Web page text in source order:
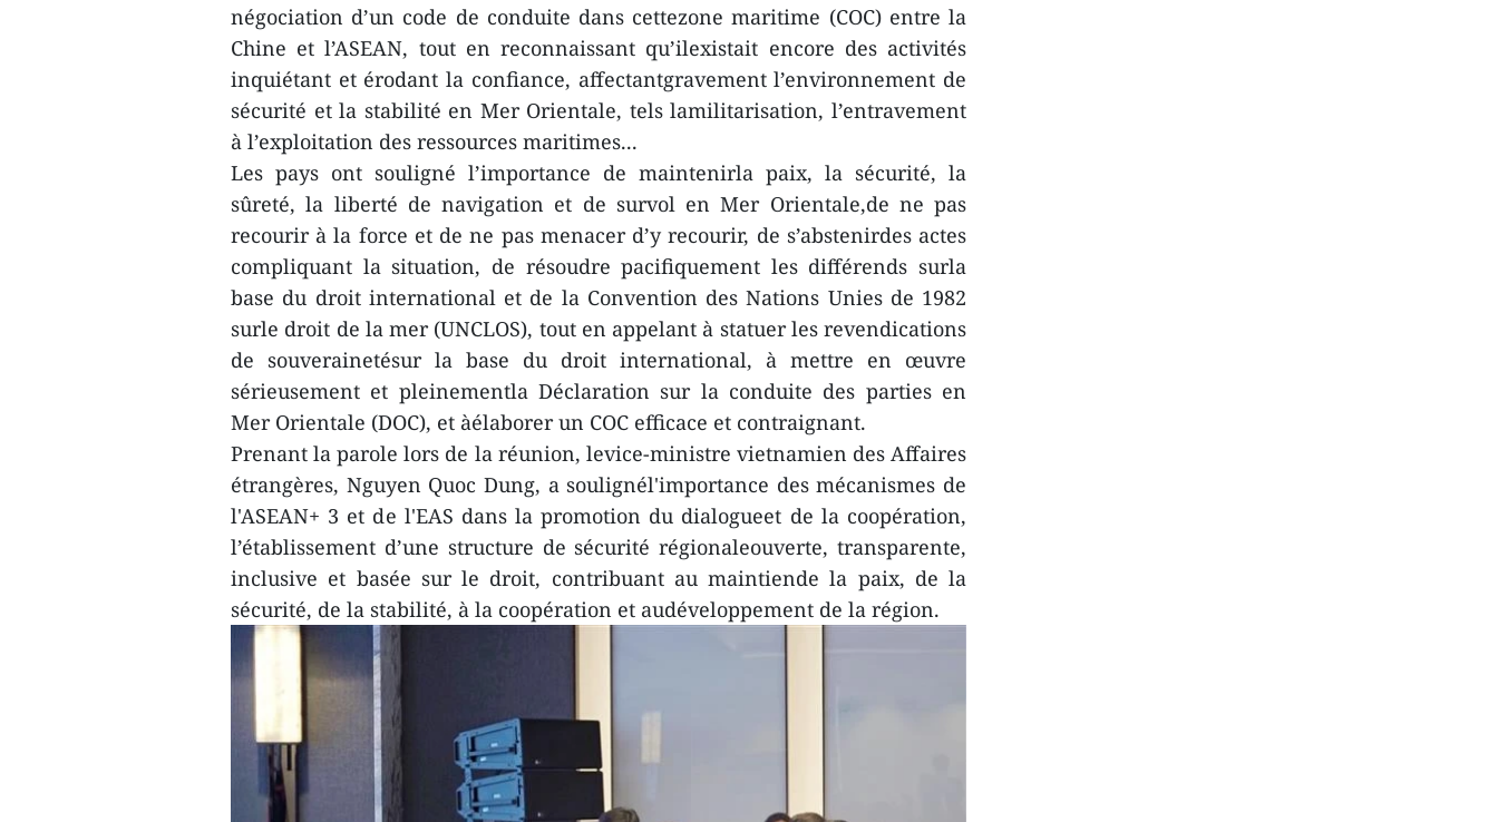
négociation d’un code de conduite dans cettezone maritime (COC) entre la
Chine et l’ASEAN, tout en reconnaissant qu’ilexistait encore des activités
inquiétant et érodant la confiance, affectantgravement l’environnement de
sécurité et la stabilité en Mer Orientale, tels lamilitarisation, l’entravement
à l’exploitation des ressources maritimes...
Les pays ont souligné l’importance de maintenirla paix, la sécurité, la
sûreté, la liberté de navigation et de survol en Mer Orientale,de ne pas
recourir à la force et de ne pas menacer d’y recourir, de s’abstenirdes actes
compliquant la situation, de résoudre pacifiquement les différends surla
base du droit international et de la Convention des Nations Unies de 1982
surle droit de la mer (UNCLOS), tout en appelant à statuer les revendications
de souverainetésur la base du droit international, à mettre en œuvre
sérieusement et pleinementla Déclaration sur la conduite des parties en
Mer Orientale (DOC), et àélaborer un COC efficace et contraignant.
Prenant la parole lors de la réunion, levice-ministre vietnamien des Affaires
étrangères, Nguyen Quoc Dung, a soulignél'importance des mécanismes de
l'ASEAN+ 3 et de l'EAS dans la promotion du dialogueet de la coopération,
l’établissement d’une structure de sécurité régionaleouverte, transparente,
inclusive et basée sur le droit, contribuant au maintiende la paix, de la
sécurité, de la stabilité, à la coopération et audéveloppement de la région.